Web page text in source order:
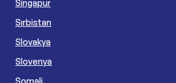
Singapur
Sırbistan
Slovakya
Slovenya
Somali